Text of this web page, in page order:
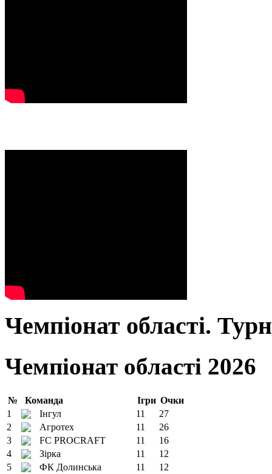
Чемпіонат області.
Чемпіонат області 2026
№ Команда Ігри Очки
1
Інгул 11
27
2
Агротех 11
26
3
FC PROCRAFT 11
16
4
Зірка 11
12
5
ФК Долинська 11
12